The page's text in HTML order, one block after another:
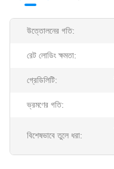
উত্তোলনের গতি:
রেট লোডিং ক্ষমতা:
গ্রেডিলিটি:
ভ্রমণের গতি:
বিশেষভাবে তুলে ধরা: